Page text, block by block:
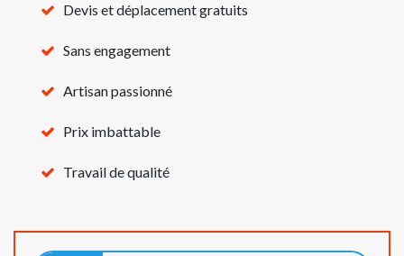
Devis et déplacement gratuits
Sans engagement
Artisan passionné
Prix imbattable
Travail de qualité